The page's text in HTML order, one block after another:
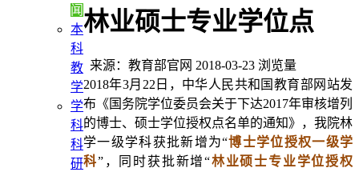
闻
本
科
教
学
学
科
科
研
林业硕士专业学位点
来源：教育部官网 2018-03-23 浏览量
2018年3月22日，中华人民共和国教育部网站发
布《国务院学位委员会关于下达2017年审核增列
的博士、硕士学位授权点名单的通知》，我院林
学一级学科获批新增为“博士学位授权一级学
科”，同时获批新增“林业硕士专业学位授权